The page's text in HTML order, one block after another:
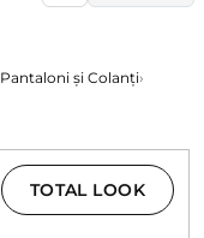
Pantaloni și Colanți›
TOTAL LOOK